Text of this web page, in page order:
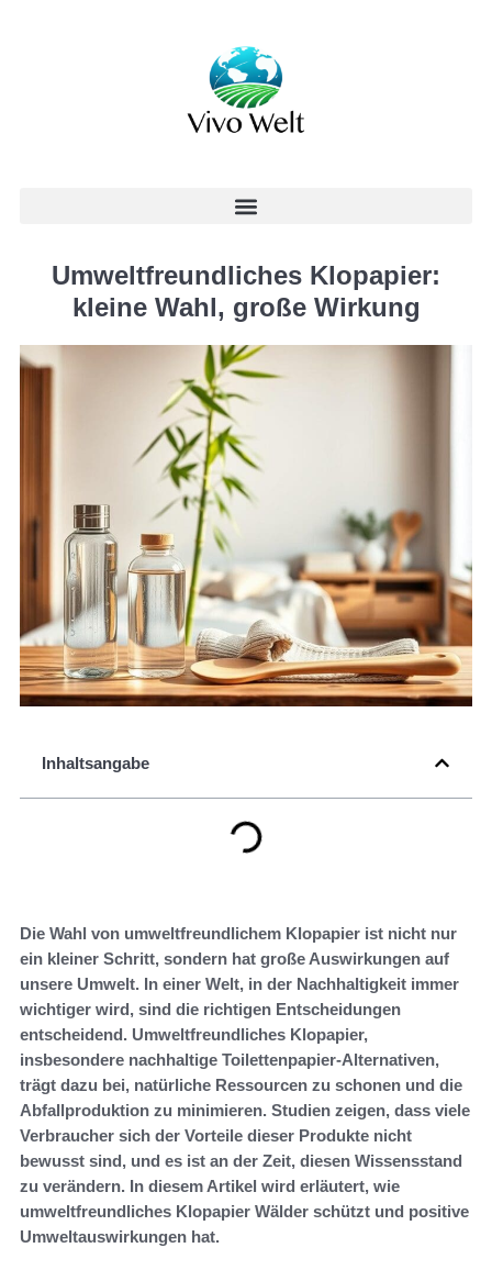
Umweltfreundliches Klopapier:
kleine Wahl, große Wirkung
Inhaltsangabe
Die Wahl von umweltfreundlichem Klopapier ist nicht nur
ein kleiner Schritt, sondern hat große Auswirkungen auf
unsere Umwelt. In einer Welt, in der Nachhaltigkeit immer
wichtiger wird, sind die richtigen Entscheidungen
entscheidend. Umweltfreundliches Klopapier,
insbesondere nachhaltige Toilettenpapier-Alternativen,
trägt dazu bei, natürliche Ressourcen zu schonen und die
Abfallproduktion zu minimieren. Studien zeigen, dass viele
Verbraucher sich der Vorteile dieser Produkte nicht
bewusst sind, und es ist an der Zeit, diesen Wissensstand
zu verändern. In diesem Artikel wird erläutert, wie
umweltfreundliches Klopapier Wälder schützt und positive
Umweltauswirkungen hat.